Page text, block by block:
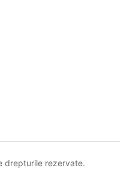
drepturile rezervate.